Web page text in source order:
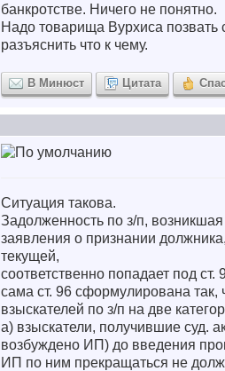
банкротстве. Ничего не понятно.
Надо товарища Вурхиса
разъяснить что к чему.
В Минюст Цитата
Ситуация такова.
Задолженность по з/п,
заявления о признании
текущей,
соответственно попадает под
сама ст. 96 сформулирована так,
взыскателей по з/п на две
а) взыскатели, получившие суд.
возбуждено ИП) до введения
ИП по ним прекращаться не